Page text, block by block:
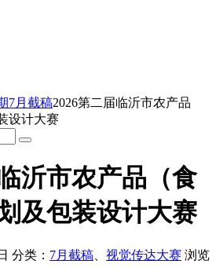
7月截稿2026第二届临沂市农产品
设计大赛
沂市农产品（食
及包装设计大赛
分类： 7月截稿 视觉传达大赛 浏览